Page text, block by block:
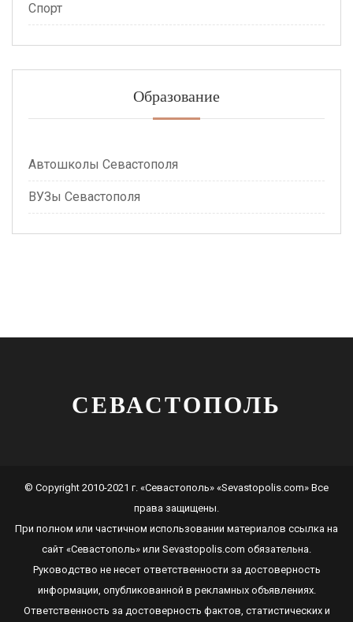
Спорт
Образование
Автошколы Севастополя
ВУЗы Севастополя
СЕВАСТОПОЛЬ
© Copyright 2010-2021 г. «Севастополь» «Sevastopolis.com» Все
права защищены.
При полном или частичном использовании материалов ссылка на
сайт «Севастополь» или Sevastopolis.com обязательна.
Руководство не несет ответственности за достоверность
информации, опубликованной в рекламных объявлениях.
Ответственность за достоверность фактов, статистических и